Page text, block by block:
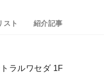
スト 紹介記事
ラルワセダ 1F